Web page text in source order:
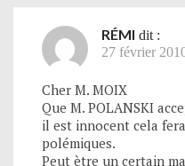
RÉMI dit :
27 février
Cher M. MOIX
Que M. POLANSKI
il est innocent cela
polémiques.
Peut ètre un certain